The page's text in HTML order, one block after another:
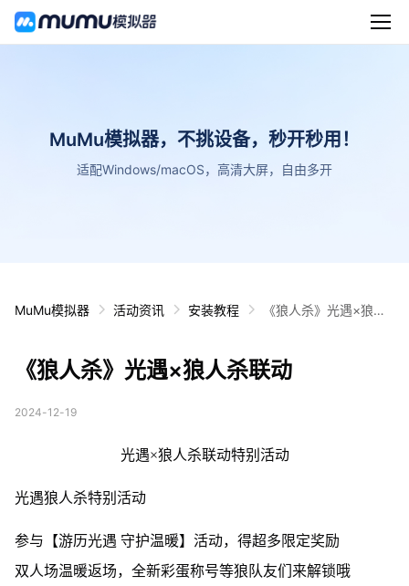
MuMu模拟器，不挑设备，秒开秒用！
适配Windows/macOS，高清大屏，自由多开
MuMu模拟器 活动资讯 安装教程
《狼人杀》光遇×狼人
《狼人杀》光遇×狼人杀联动
2024-12-19
光遇×狼人杀联动特别活动
光遇狼人杀特别活动
参与【游历光遇 守护温暖】活动，得超多限定奖励
双人场温暖返场，全新彩蛋称号等狼队友们来解锁哦